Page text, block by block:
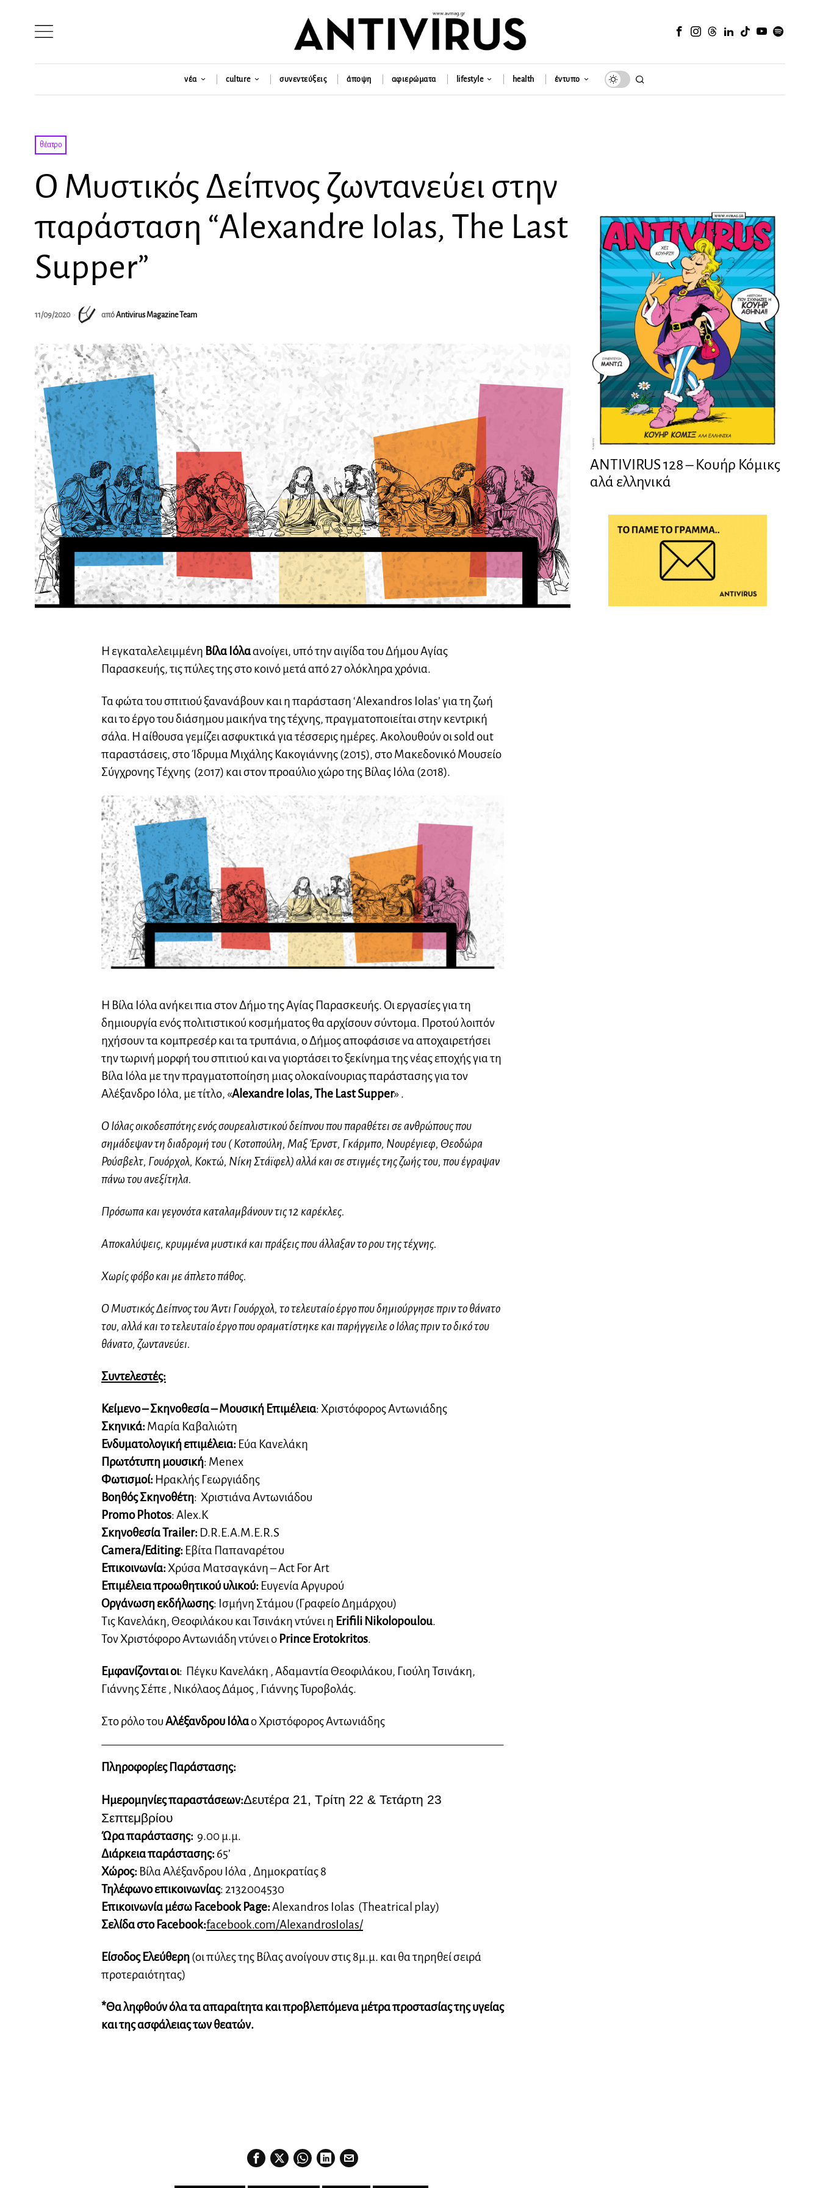
νέα culture συνεντεύξεις άποψη αφιερώματα lifestyle health έντυπο
θέατρο
Ο Μυστικός Δείπνος ζωντανεύει στην
παράσταση “Alexandre Iolas, The Last
Supper”
11/09/2020 απόAntivirus Magazine Team
Η εγκαταλελειμμένη Βίλα Ιόλαανοίγει, υπό την αιγίδα του Δήμου Αγίας
Παρασκευής, τις πύλες της στο κοινό μετά από 27 ολόκληρα χρόνια.
Τα φώτα του σπιτιού ξανανάβουν και η παράσταση ‘Alexandros Iolas’ για τη ζωή
και το έργο του διάσημου μαικήνα της τέχνης, πραγματοποιείται στην κεντρική
σάλα. Η αίθουσα γεμίζει ασφυκτικά για τέσσερις ημέρες. Ακολουθούν οι sold out
παραστάσεις, στο Ίδρυμα Μιχάλης Κακογιάννης (2015), στο Μακεδονικό Μουσείο
Σύγχρονης Τέχνης (2017) και στον προαύλιο χώρο της Βίλας Ιόλα (2018).
Η Βίλα Ιόλα ανήκει πια στον Δήμο της Αγίας Παρασκευής. Οι εργασίες για τη
δημιουργία ενός πολιτιστικού κοσμήματος θα αρχίσουν σύντομα. Προτού λοιπόν
ηχήσουν τα κομπρεσέρ και τα τρυπάνια, ο Δήμος αποφάσισε να αποχαιρετήσει
την τωρινή μορφή του σπιτιού και να γιορτάσει το ξεκίνημα της νέας εποχής για τη
Βίλα Ιόλα με την πραγματοποίηση μιας ολοκαίνουριας παράστασης για τον
Αλέξανδρο Ιόλα, με τίτλο, «Alexandre Iolas, The Last Supper» .
Ο Ιόλας οικοδεσπότης ενός σουρεαλιστικού δείπνου που παραθέτει σε ανθρώπους που
σημάδεψαν τη διαδρομή του ( Κοτοπούλη, Μαξ Έρνστ, Γκάρμπο, Νουρέγιεφ, Θεοδώρα
Ρούσβελτ, Γουόρχολ, Κοκτώ, Νίκη Στάϊφελ) αλλά και σε στιγμές της ζωής του, που έγραψαν
πάνω του ανεξίτηλα.
Πρόσωπα και γεγονότα καταλαμβάνουν τις 12 καρέκλες.
Αποκαλύψεις, κρυμμένα μυστικά και πράξεις που άλλαξαν το ρου της τέχνης.
Χωρίς φόβο και με άπλετο πάθος.
Ο Μυστικός Δείπνος του Άντι Γουόρχολ, το τελευταίο έργο που δημιούργησε πριν το θάνατο
του, αλλά και το τελευταίο έργο που οραματίστηκε και παρήγγειλε ο Ιόλας πριν το δικό του
θάνατο, ζωντανεύει.
Συντελεστές:
Κείμενο – Σκηνοθεσία – Μουσική Επιμέλεια: Χριστόφορος Αντωνιάδης
Σκηνικά:Μαρία Καβαλιώτη
Ενδυματολογική επιμέλεια: Εύα Κανελάκη
Πρωτότυπη μουσική: Menex
Φωτισμοί: Ηρακλής Γεωργιάδης
Βοηθός Σκηνοθέτη: Χριστιάνα Αντωνιάδου
Promo Photos: Alex.K
Σκηνοθεσία Trailer: D.R.E.A.M.E.R.S
Camera/Editing: Εβίτα Παπαναρέτου
Επικοινωνία:Χρύσα Ματσαγκάνη – Act For Art
Επιμέλεια προωθητικού υλικού: Ευγενία Αργυρού
Οργάνωση εκδήλωσης: Ισμήνη Στάμου (Γραφείο Δημάρχου)
Τις Κανελάκη, Θεοφιλάκου και Τσινάκη ντύνει η Erifili Nikolopoulou.
Τον Χριστόφορο Αντωνιάδη ντύνει o Prince Erotokritos.
Εμφανίζονται οι: Πέγκυ Κανελάκη , Αδαμαντία Θεοφιλάκου, Γιούλη Τσινάκη,
Γιάννης Σέπε , Νικόλαος Δάμος , Γιάννης Τυροβολάς.
Στο ρόλο τουΑλέξανδρου Ιόλαο Χριστόφορος Αντωνιάδης
Πληροφορίες Παράστασης:
Ημερομηνίες παραστάσεων:Δευτέρα 21, Τρίτη 22 & Τετάρτη 23
Σεπτεμβρίου
Ώρα παράστασης: 9.00 μ.μ.
Διάρκεια παράστασης:65’
Χώρος: Βίλα Αλέξανδρου Ιόλα , Δημοκρατίας 8
Τηλέφωνο επικοινωνίας: 2132004530
Επικοινωνία μέσω Facebook Page:Alexandros Iolas (Theatrical play)
Σελίδα στο Facebook:facebook.com/AlexandrosIolas/
Είσοδος Ελεύθερη(οι πύλες της Βίλας ανοίγουν στις 8μ.μ. και θα τηρηθεί σειρά
προτεραιότητας)
*Θα ληφθούν όλα τα απαραίτητα και προβλεπόμενα μέτρα προστασίας της υγείας
και της ασφάλειας των θεατών.
ANTIVIRUS 128 – Kουήρ Κόμικς
αλά ελληνικά